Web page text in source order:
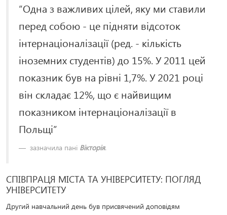
“Одна з важливих цілей, яку ми ставили
перед собою - це підняти відсоток
інтернаціоналізації (ред. - кількість
іноземних студентів) до 15%. У 2011 цей
показник був на рівні 1,7%. У 2021 році
він складає 12%, що є найвищим
показником інтернаціоналізації в
Польщі”
зазначила пані Вікторія.
СПІВПРАЦЯ МІСТА ТА УНІВЕРСИТЕТУ: ПОГЛЯД
УНІВЕРСИТЕТУ
Другий навчальний день був присвячений доповідям